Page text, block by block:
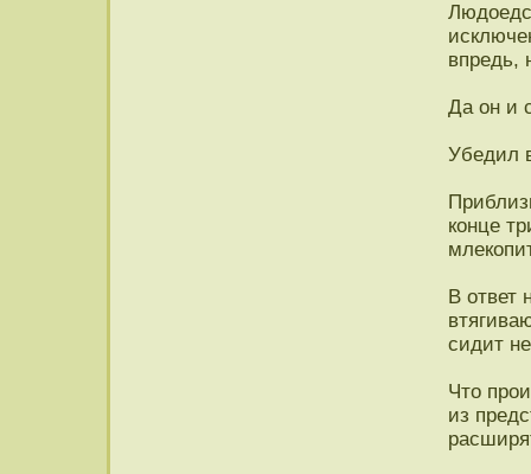
впредь,
Да он и
Убедил
конце
В ответ
сидит
Что
из